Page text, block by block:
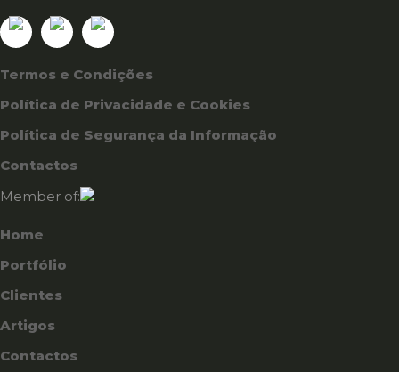
Termos e Condições
Política de Privacidade e Cookies
Política de Segurança da Informação
Contactos
Member of:
Home
Portfólio
Clientes
Artigos
Contactos